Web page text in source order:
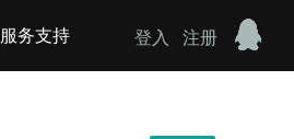
服务支持 登入 注册